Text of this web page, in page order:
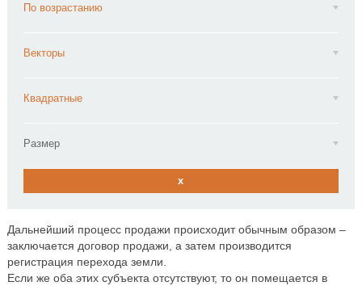
По возрастанию
Векторы
Квадратные
Размер
x
Дальнейший процесс продажи происходит обычным образом –
заключается договор продажи, а затем производится
регистрация перехода земли.
Если же оба этих субъекта отсутствуют, то он помещается в